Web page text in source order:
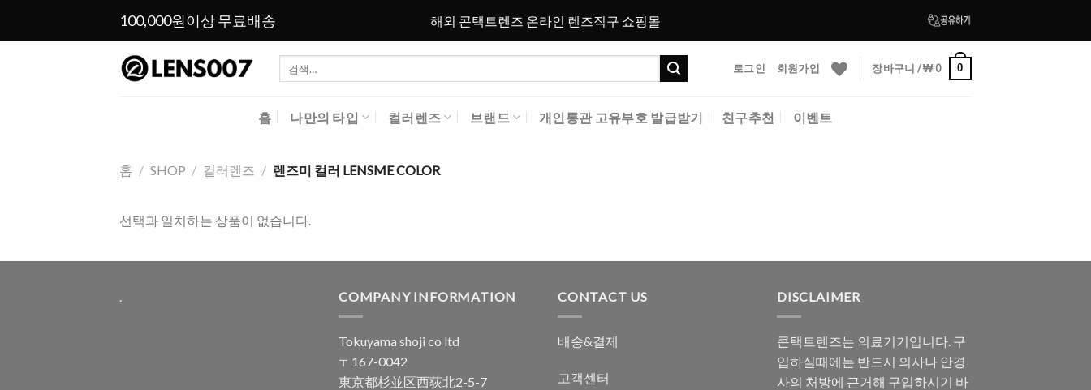
100,000원이상 무료배송 해외 콘택트렌즈 온라인 렌즈직구 쇼핑몰
색:
로그인 회원가입 장바구니 /₩0 0
홈 나만의 타입 컬러렌즈 브랜드 개인통관 고유부호 발급받기 친구추천 이벤트
홈 / SHOP / 컬러렌즈 / 렌즈미 컬러 LENSME COLOR
선택과 일치하는 상품이 없습니다.
. COMPANY INFORMATION
Tokuyama shoji co ltd
〒167-0042
東京都杉並区西荻北2-5-7
CONTACT US
배송&결제
고객센터
DISCLAIMER
콘택트렌즈는 의료기기입니다. 구
입하실때에는 반드시 의사나 안경
사의 처방에 근거해 구입하시기 바